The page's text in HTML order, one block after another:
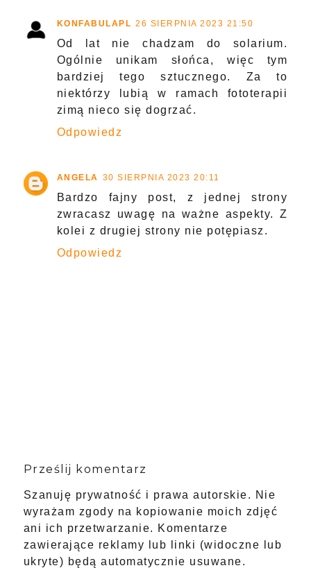
KONFABULAPL 26 SIERPNIA 2023 21:50
Od lat nie chadzam do solarium.
Ogólnie unikam słońca, więc tym
bardziej tego sztucznego. Za to
niektórzy lubią w ramach fototerapii
zimą nieco się dogrzać.
Odpowiedz
ANGELA 30 SIERPNIA 2023 20:11
Bardzo fajny post, z jednej strony
zwracasz uwagę na ważne aspekty. Z
kolei z drugiej strony nie potępiasz.
Odpowiedz
Prześlij komentarz
Szanuję prywatność i prawa autorskie. Nie
wyrażam zgody na kopiowanie moich zdjęć
ani ich przetwarzanie. Komentarze
zawierające reklamy lub linki (widoczne lub
ukryte) będą automatycznie usuwane.